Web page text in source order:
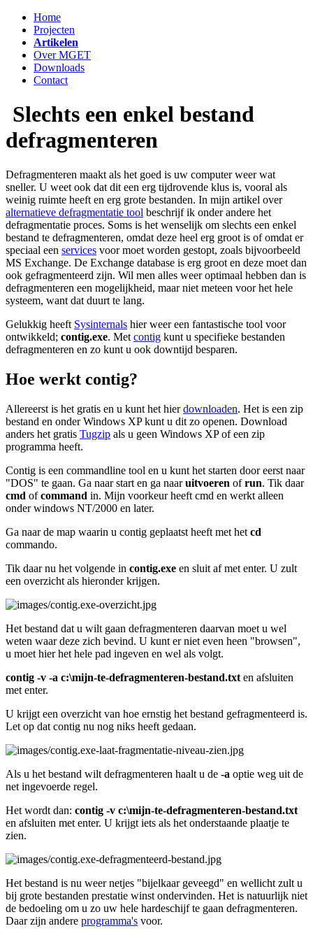
Home
Projecten
Artikelen
Over MGET
Downloads
Contact
Slechts een enkel bestand
defragmenteren
Defragmenteren maakt als het goed is uw computer weer wat
sneller. U weet ook dat dit een erg tijdrovende klus is, vooral als
weinig ruimte heeft en erg grote bestanden. In mijn artikel over
alternatieve defragmentatie tool beschrijf ik onder andere het
defragmentatie proces. Soms is het wenselijk om slechts een enkel
bestand te defragmenteren, omdat deze heel erg groot is of omdat er
speciaal een services voor moet worden gestopt, zoals bijvoorbeeld
MS Exchange. De Exchange database is erg groot en deze moet dan
ook gefragmenteerd zijn. Wil men alles weer optimaal hebben dan is
defragmenteren een mogelijkheid, maar niet meteen voor het hele
systeem, want dat duurt te lang.
Gelukkig heeft Sysinternals hier weer een fantastische tool voor
ontwikkeld; contig.exe. Met contig kunt u specifieke bestanden
defragmenteren en zo kunt u ook downtijd besparen.
Hoe werkt contig?
Allereerst is het gratis en u kunt het hierdownloaden. Het is een zip
bestand en onder Windows XP kunt u dit zo openen. Download
anders het gratis Tugzip als u geen Windows XP of een zip
programma heeft.
Contig is een commandline tool en u kunt het starten door eerst naar
"DOS" te gaan. Ga naar start en ga naaruitvoeren ofrun. Tik daar
cmd ofcommand in. Mijn voorkeur heeft cmd en werkt alleen
onder windows NT/2000 en later.
Ga naar de map waarin u contig geplaatst heeft met het cd
commando.
Tik daar nu het volgende in contig.exe en sluit af met enter. U zult
een overzicht als hieronder krijgen.
Het bestand dat u wilt gaan defragmenteren daarvan moet u wel
weten waar deze zich bevind. U kunt er niet even heen "browsen",
u moet hier het hele pad ingeven en wel als volgt.
contig -v -a c:\mijn-te-defragmenteren-bestand.txt en afsluiten
met enter.
U krijgt een overzicht van hoe ernstig het bestand gefragmenteerd is.
Let op dat contig nu nog niks heeft gedaan.
Als u het bestand wilt defragmenteren haalt u de -a optie weg uit de
net ingevoerde regel.
Het wordt dan: contig -v c:\mijn-te-defragmenteren-bestand.txt
en afsluiten met enter. U krijgt iets als het onderstaande plaatje te
zien.
Het bestand is nu weer netjes "bijelkaar geveegd" en wellicht zult u
bij grote bestanden prestatie winst ondervinden. Het is natuurlijk niet
de bedoeling om u zo uw hele hardeschijf te gaan defragmenteren.
Daar zijn andere programma's voor.